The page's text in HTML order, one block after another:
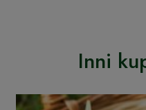
Inni